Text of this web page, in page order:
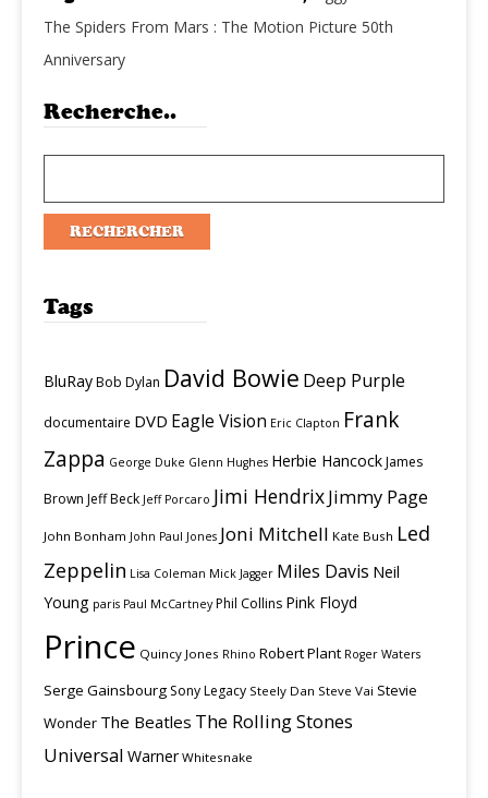
The Spiders From Mars : The Motion Picture 50th
Anniversary
Recherche..
Tags
BluRayBob Dylan David Bowie Deep Purple
documentaire DVD Eagle Vision Eric Clapton Frank
Zappa George Duke Glenn Hughes Herbie HancockJames
Brown Jeff Beck Jeff Porcaro Jimi HendrixJimmy Page
John Bonham John Paul Jones Joni Mitchell Kate Bush Led
Zeppelin Lisa Coleman Mick Jagger Miles Davis Neil
Young paris Paul McCartney Phil Collins Pink Floyd
Prince Quincy Jones Rhino Robert Plant Roger Waters
Serge Gainsbourg Sony Legacy Steely Dan Steve Vai Stevie
Wonder The Beatles The Rolling Stones
Universal Warner Whitesnake